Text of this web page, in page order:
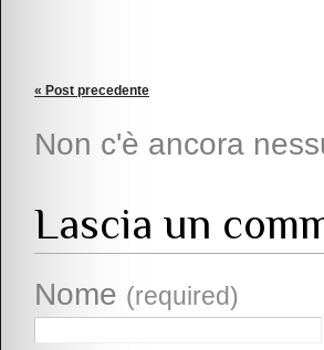
« Post precedente
Non c'è ancora
Lascia un
Nome (required)